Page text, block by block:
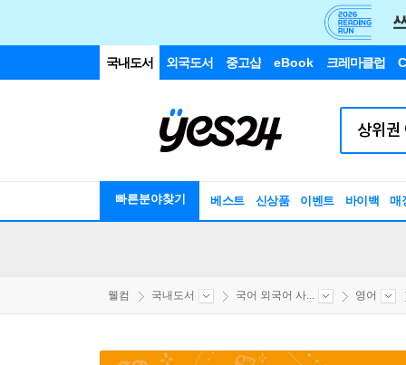
국내도서 외국도서 중고샵 eBook 크레마클럽
빠른분야찾기 베스트 신상품 이벤트 바이백 매
웰컴 국내도서 국어 외국어 사... 영어